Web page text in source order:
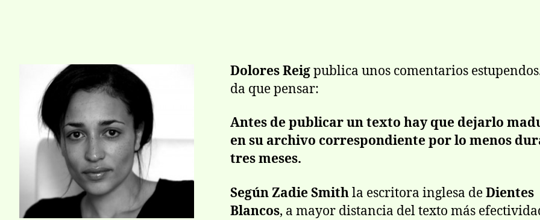
Dolores Reigpublica unos comentarios
da que pensar:
Antes de publicar un texto hay que dejarlo
en su archivo correspondiente por lo menos
tres meses.
Según Zadie Smithla escritora inglesa deDientes
Blancos, a mayor distancia del texto más